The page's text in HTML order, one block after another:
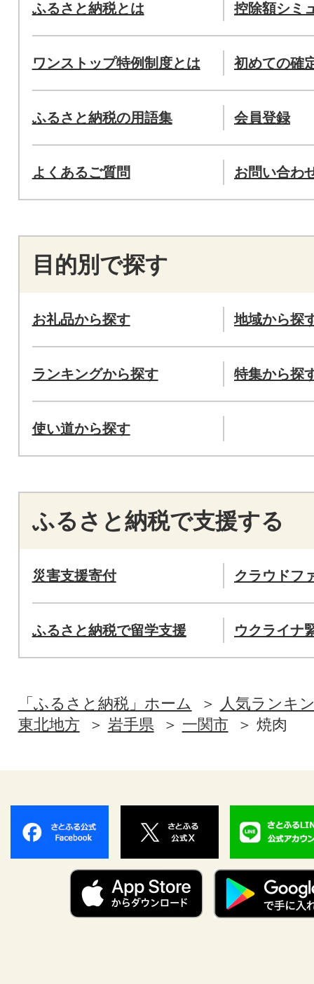
ふるさと納税とは 控除額シミ
ワンストップ特例制度とは 初めての確
ふるさと納税の用語集 会員登録
よくあるご質問 お問い合わ
目的別で探す
お礼品から探す 地域から探
ランキングから探す 特集から探
使い道から探す
ふるさと納税で支援する
災害支援寄付 クラウドフ
ふるさと納税で留学支援 ウクライナ
「ふるさと納税」ホーム
人気ランキ
東北地方
岩手県 一関市 焼肉